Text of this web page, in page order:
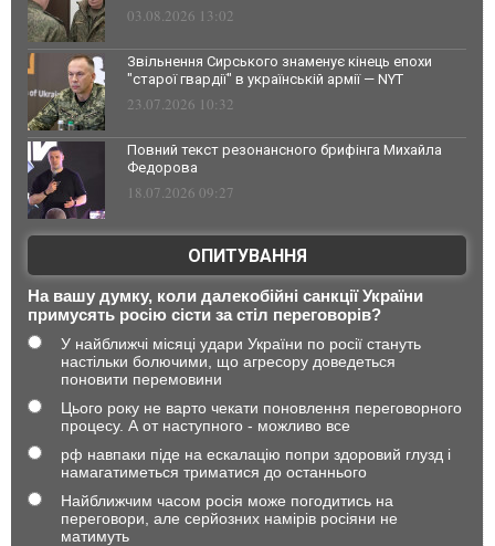
03.08.2026 13:02
Звільнення Сирського знаменує кінець епохи
"старої гвардії" в українській армії — NYT
23.07.2026 10:32
Повний текст резонансного брифінга Михайла
Федорова
18.07.2026 09:27
ОПИТУВАННЯ
На вашу думку, коли далекобійні санкції України
примусять росію сісти за стіл переговорів?
У найближчі місяці удари України по росії стануть
настільки болючими, що агресору доведеться
поновити перемовини
Цього року не варто чекати поновлення переговорного
процесу. А от наступного - можливо все
рф навпаки піде на ескалацію попри здоровий глузд і
намагатиметься триматися до останнього
Найближчим часом росія може погодитись на
переговори, але серйозних намірів росіяни не
матимуть